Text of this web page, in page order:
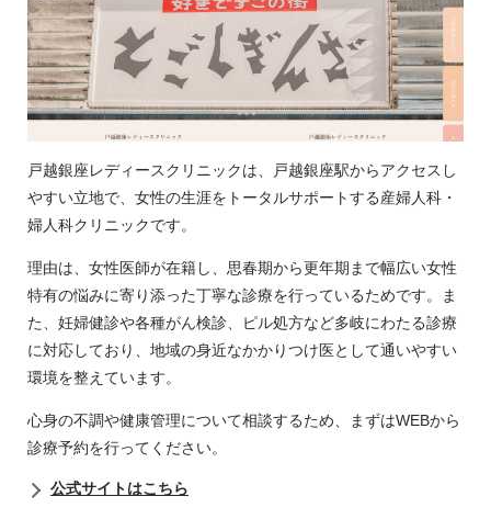
戸越銀座レディースクリニックは、戸越銀座駅からアクセスし
やすい立地で、女性の生涯をトータルサポートする産婦人科・
婦人科クリニックです。
理由は、女性医師が在籍し、思春期から更年期まで幅広い女性
特有の悩みに寄り添った丁寧な診療を行っているためです。ま
た、妊婦健診や各種がん検診、ピル処方など多岐にわたる診療
に対応しており、地域の身近なかかりつけ医として通いやすい
環境を整えています。
心身の不調や健康管理について相談するため、まずはWEBから
診療予約を行ってください。
公式サイトはこちら